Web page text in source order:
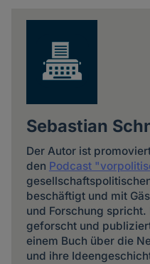
Sebastian
Der Autor ist
den Podcast
beschäftigt und mit
und Forschung
geforscht und
einem Buch über die
und ihre